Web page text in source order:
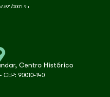
0001-94
Centro Histórico
CEP: 90010-140